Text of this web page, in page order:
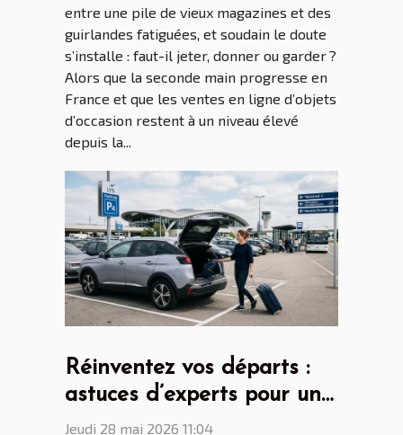
entre une pile de vieux magazines et des
guirlandes fatiguées, et soudain le doute
s’installe : faut-il jeter, donner ou garder ?
Alors que la seconde main progresse en
France et que les ventes en ligne d’objets
d’occasion restent à un niveau élevé
depuis la...
Réinventez vos départs :
astuces d’experts pour un
parking aéroport lyon saint
Jeudi 28 mai 2026 11:04